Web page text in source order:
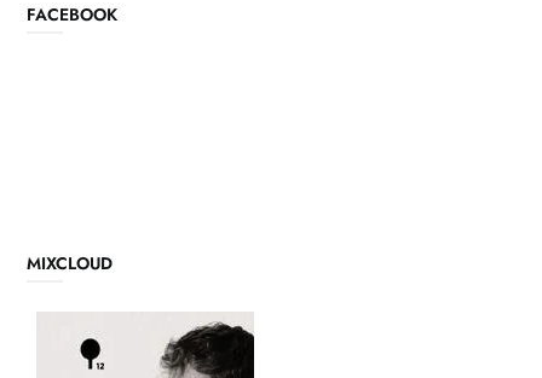
FACEBOOK
MIXCLOUD